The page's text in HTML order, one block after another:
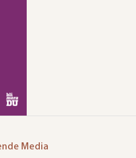
Media